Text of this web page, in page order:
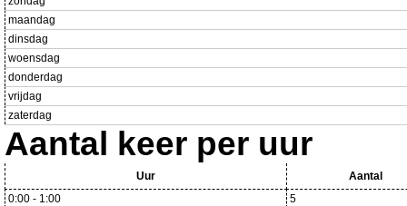
maandag
dinsdag
woensdag
donderdag
vrijdag
zaterdag
Aantal keer per uur
Uur
Aantal
0:00 - 1:00
5